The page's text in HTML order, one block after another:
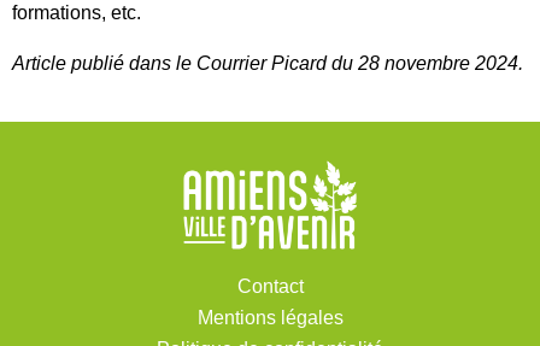
formations, etc.
Article publié dans le Courrier Picard du 28 novembre 2024.
Contact
Mentions légales